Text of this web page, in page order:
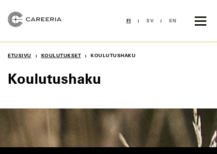
sisältöön
FI SV EN
ETUSIVU › KOULUTUKSET › KOULUTUSHAKU
Koulutushaku